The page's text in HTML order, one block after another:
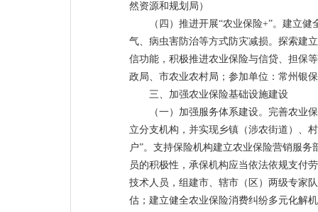
然资源和规划局）
（四）推进开展“农业保险+”。建立
气、病虫害防治等方式防灾减损。探索建
信功能，积极推进农业保险与信贷、担保
政局、市农业农村局；参加单位：常州银
三、加强农业保险基础设施建设
（一）加强服务体系建设。完善农业
立分支机构，并实现乡镇（涉农街道）、
户”。支持保险机构建立农业保险营销服
员的积极性，承保机构应当依法依规支付
技术人员，组建市、辖市（区）两级专家
估；建立健全农业保险消费纠纷多元化解